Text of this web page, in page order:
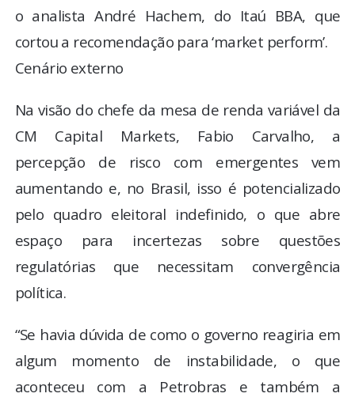
o analista André Hachem, do Itaú BBA, que
cortou a recomendação para ‘market perform’.
Cenário externo
Na visão do chefe da mesa de renda variável da
CM Capital Markets, Fabio Carvalho, a
percepção de risco com emergentes vem
aumentando e, no Brasil, isso é potencializado
pelo quadro eleitoral indefinido, o que abre
espaço para incertezas sobre questões
regulatórias que necessitam convergência
política.
“Se havia dúvida de como o governo reagiria em
algum momento de instabilidade, o que
aconteceu com a Petrobras e também a